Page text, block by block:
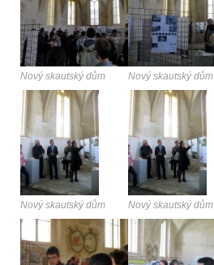
Nový skautský dům Nový skautský dům
Nový skautský dům Nový skautský dům